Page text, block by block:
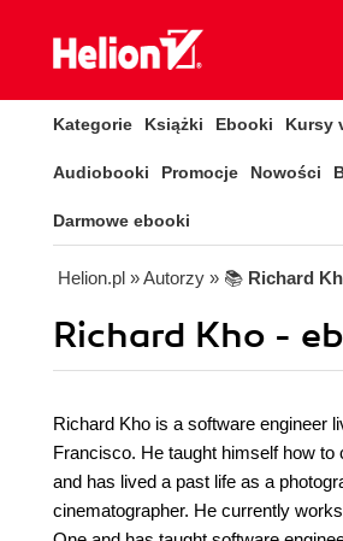
Kategorie Książki Ebooki Kursy
Audiobooki Promocje Nowości
Darmowe ebooki
Helion.pl » Autorzy » 📚 Richard
Richard Kho -
Richard Kho is a software engineer
Francisco. He taught himself how to
and has lived a past life as a
cinematographer. He currently